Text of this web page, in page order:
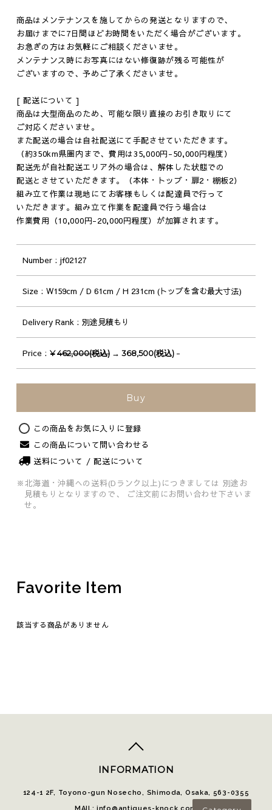
商品はメンテナンスを施してからの発送となりますので、
お届けまでに7日間ほどお時間をいただく場合がございます。
お急ぎの方はお気軽にご相談くださいませ。
メンテナンス時にお写真にはない修復跡が残る可能性が
ございますので、予めご了承くださいませ。
[ 配送について ]
商品は大型商品のため、可能な限り直接のお引き取りにて
ご対応くださいませ。
また配送の場合は自社配送にて手配させていただきます。
（約350km県圏内まで、費用は35,000円-50,000円程度）
配送先が自社配送エリア外の場合は、解体した状態での
配送とさせていただきます。（本体・トップ・扉2・棚板2）
組み立て作業は現地にてお客様もしくは配達員で行って
いただきます。組み立て作業を配達員で行う場合は
作業費用（10,000円-20,000円程度）が加算されます。
Number jf02127
Size W159cm / D 61cm / H 231cm (トップを含む最大寸法)
Delivery Rank 別途見積もり
Price ¥462,000(税込)→ 368,500(税込) -
Buy
この商品をお気に入りに登録
この商品について問い合わせる
送料について / 配送について
※北海道・沖縄への送料(Dランク以上)につきましては 別途お
見積もりとなりますので、
ご注文前にお問い合わせ下さいま
せ。
Favorite Item
該当する商品がありません
top
INFORMATION
124-1 2F, Toyono-gun Nosecho, Shimoda, Osaka, 563-0355
MAIL: info@antiques-knock.com